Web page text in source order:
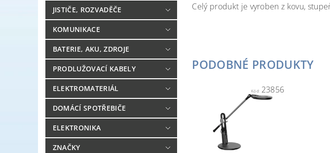
JISTIČE, ROZVADĚČE
KOMUNIKACE
BATERIE, AKU, ZDROJE
PRODLUŽOVACÍ KABELY
ELEKTROMATERIÁL
DOMÁCÍ SPOTŘEBIČE
ELEKTRONIKA
ZNAČKY
Celý produkt je vyroben z kovu,
PODOBNÉ PRODUKTY
Kód: 23856